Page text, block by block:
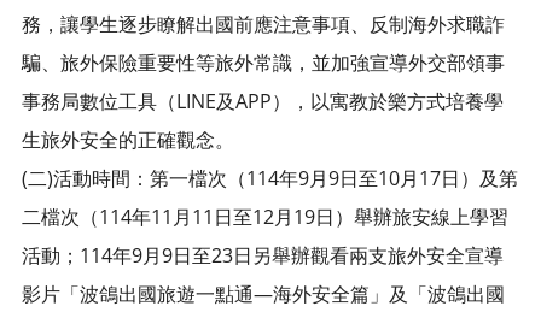
務，讓學生逐步瞭解出國前應注意事項、反制海外求職詐
騙、旅外保險重要性等旅外常識，並加強宣導外交部領事
事務局數位工具（LINE及APP），以寓教於樂方式培養學
生旅外安全的正確觀念。
(二)活動時間：第一檔次（114年9月9日至10月17日）及第
二檔次（114年11月11日至12月19日）舉辦旅安線上學習
活動；114年9月9日至23日另舉辦觀看兩支旅外安全宣導
影片「波鴿出國旅遊一點通—海外安全篇」及「波鴿出國